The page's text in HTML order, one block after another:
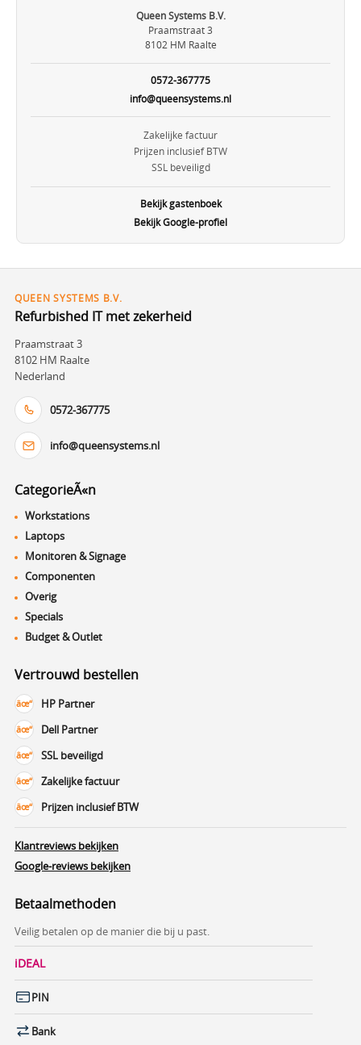
Queen Systems B.V.
Praamstraat 3
8102 HM Raalte
0572-367775
info@queensystems.nl
Zakelijke factuur
Prijzen inclusief BTW
SSL beveiligd
Bekijk gastenboek
Bekijk Google-profiel
QUEEN SYSTEMS B.V.
Refurbished IT met zekerheid
Praamstraat 3
8102 HM Raalte
Nederland
0572-367775
info@queensystems.nl
CategorieÃ«n
Workstations
Laptops
Monitoren & Signage
Componenten
Overig
Specials
Budget & Outlet
Vertrouwd bestellen
HP Partner
Dell Partner
SSL beveiligd
Zakelijke factuur
Prijzen inclusief BTW
Klantreviews bekijken
Google-reviews bekijken
Betaalmethoden
Veilig betalen op de manier die bij u past.
iDEAL
PIN
Bank